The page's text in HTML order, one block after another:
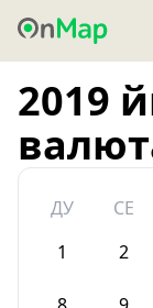
2019
ДУ СЕ
1
2